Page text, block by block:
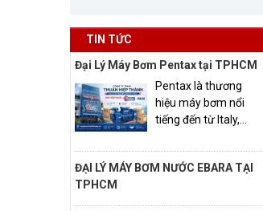
TIN TỨC
Đại Lý Máy Bơm Pentax tại TPHCM
Pentax là thương
hiệu máy bơm nổi
tiếng đến từ Italy,...
ĐẠI LÝ MÁY BƠM NƯỚC EBARA TẠI
TPHCM